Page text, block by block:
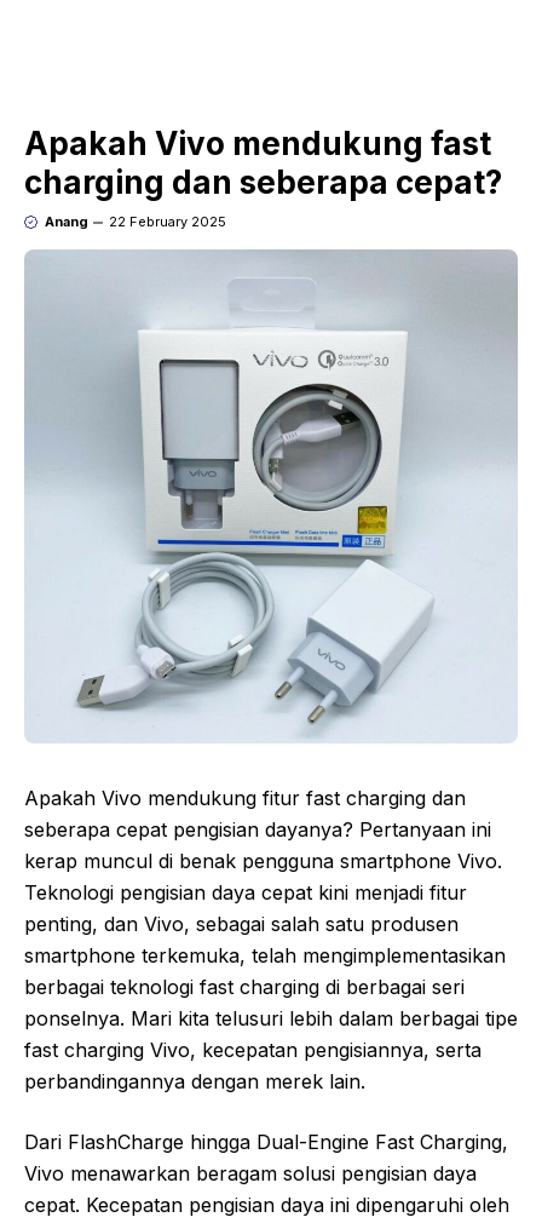
Apakah Vivo mendukung fast
charging dan seberapa cepat?
Anang 22 February 2025
Apakah Vivo mendukung fitur fast charging dan
seberapa cepat pengisian dayanya? Pertanyaan ini
kerap muncul di benak pengguna smartphone Vivo.
Teknologi pengisian daya cepat kini menjadi fitur
penting, dan Vivo, sebagai salah satu produsen
smartphone terkemuka, telah mengimplementasikan
berbagai teknologi fast charging di berbagai seri
ponselnya. Mari kita telusuri lebih dalam berbagai tipe
fast charging Vivo, kecepatan pengisiannya, serta
perbandingannya dengan merek lain.
Dari FlashCharge hingga Dual-Engine Fast Charging,
Vivo menawarkan beragam solusi pengisian daya
cepat. Kecepatan pengisian daya ini dipengaruhi oleh